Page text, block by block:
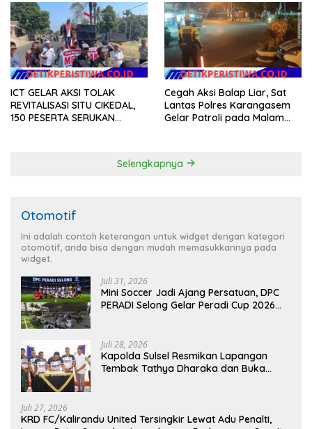
Gerakan Indonesia Asri
ICT GELAR AKSI TOLAK
REVITALISASI SITU CIKEDAL,
150 PESERTA SERUKAN
Cegah Aksi Balap Liar, Sat
Lantas Polres Karangasem
Gelar Patroli pada Malam
Selengkapnya
Otomotif
Ini adalah contoh keterangan untuk widget dengan kategori
otomotif, anda bisa dengan mudah memasukkannya pada
widget.
Juli 31, 2026
Mini Soccer Jadi Ajang Persatuan, DPC
PERADI Selong Gelar Peradi Cup 2026
Juli 28, 2026
Kapolda Sulsel Resmikan Lapangan
Tembak Tathya Dharaka dan Buka
Juli 27, 2026
KRD FC/Kalirandu United Tersingkir Lewat Adu Penalti,